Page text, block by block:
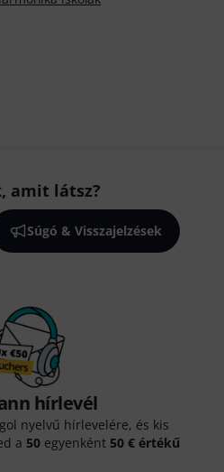
amit látsz?
Súgó & Visszajelzések
hírlevél
nyelvű hírlevelére, és kis
a 50 egyenként 50 € értékű